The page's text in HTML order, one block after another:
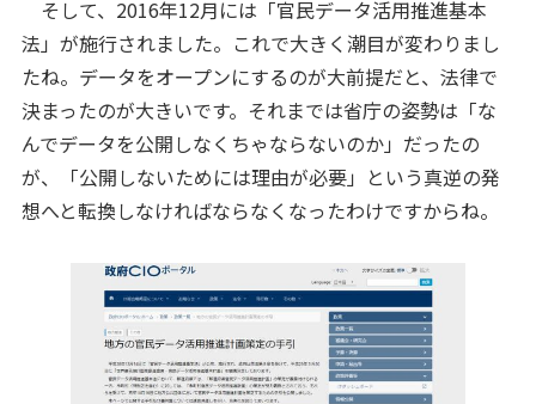
そして、2016年12月には「官民データ活用推進基本
法」が施行されました。これで大きく潮目が変わりまし
たね。データをオープンにするのが大前提だと、法律で
決まったのが大きいです。それまでは省庁の姿勢は「な
んでデータを公開しなくちゃならないのか」だったの
が、「公開しないためには理由が必要」という真逆の発
想へと転換しなければならなくなったわけですからね。